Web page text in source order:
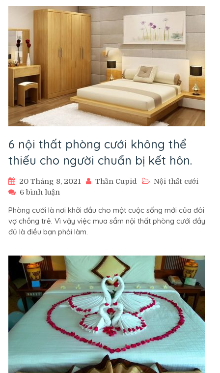
người
6 nội thất phòng cưới không thể
thiếu cho người chuẩn bị kết hôn.
20 Tháng 8, 2021 Thần Cupid
Nội thất cưới
6 bình luận
nội
thất
phòng
thể
thiếu
cho
người
chuẩn
hôn.
Phòng cưới là nơi khởi đầu cho một cuộc sống mới của đôi
vợ chồng trẻ. Vì vậy việc mua sắm nội thất phòng cưới đầy
đủ là điều bạn phải làm.